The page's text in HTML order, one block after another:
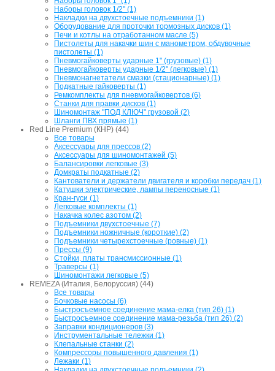
Наборы головок 1/2" (1)
Накладки на двухстоечные подъемники (1)
Оборудование для проточки тормозных дисков (1)
Печи и котлы на отработанном масле (5)
Пистолеты для накачки шин с манометром, обдувочные
пистолеты (1)
Пневмогайковерты ударные 1" (грузовые) (1)
Пневмогайковерты ударные 1/2" (легковые) (1)
Пневмонагнетатели смазки (стационарные) (1)
Подкатные гайковерты (1)
Ремкомплекты для пневмогайковертов (6)
Станки для правки дисков (1)
Шиномонтаж "ПОД КЛЮЧ" грузовой (2)
Шланги ПВХ прямые (1)
Red Line Premium (КНР) (44)
Все товары
Аксессуары для прессов (2)
Аксессуары для шиномонтажей (5)
Балансировки легковые (3)
Домкраты подкатные (2)
Кантователи и держатели двигателя и коробки передач (1)
Катушки электрические, лампы переносные (1)
Кран-гуси (1)
Легковые комплекты (1)
Накачка колес азотом (2)
Подъемники двухстоечные (7)
Подъемники ножничные (короткие) (2)
Подъемники четырехстоечные (ровные) (1)
Прессы (9)
Стойки, платы трансмиссионные (1)
Траверсы (1)
Шиномонтажи легковые (5)
REMEZA (Италия, Белоруссия) (44)
Все товары
Бочковые насосы (6)
Быстросъемное соединение мама-елка (тип 26) (1)
Быстросъемное соединение мама-резьба (тип 26) (2)
Заправки кондиционеров (3)
Инструментальные тележки (1)
Клепальные станки (2)
Компрессоры повышенного давления (1)
Лежаки (1)